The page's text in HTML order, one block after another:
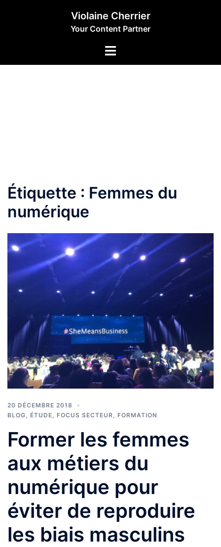
Violaine Cherrier
Your Content Partner
Étiquette : Femmes du
numérique
20 DÉCEMBRE 2018
BLOG
ÉTUDE FOCUS SECTEUR FORMATION
Former les femmes
aux métiers du
numérique pour
éviter de reproduire
les biais masculins